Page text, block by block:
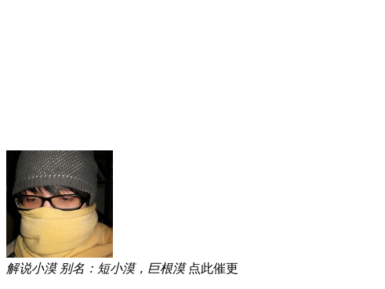
解说小漠 别名：短小漠，巨根漠 点此催更